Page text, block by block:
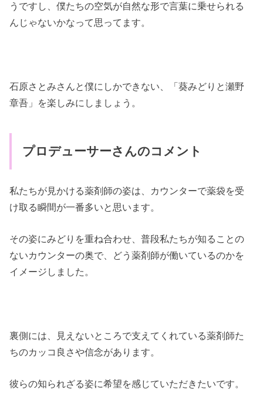
うですし、僕たちの空気が自然な形で言葉に乗せられる
んじゃないかなって思ってます。
石原さとみさんと僕にしかできない、「葵みどりと瀬野
章吾」を楽しみにしましょう。
プロデューサーさんのコメント
私たちが見かける薬剤師の姿は、カウンターで薬袋を受
け取る瞬間が一番多いと思います。
その姿にみどりを重ね合わせ、普段私たちが知ることの
ないカウンターの奥で、どう薬剤師が働いているのかを
イメージしました。
裏側には、見えないところで支えてくれている薬剤師た
ちのカッコ良さや信念があります。
彼らの知られざる姿に希望を感じていただきたいです。